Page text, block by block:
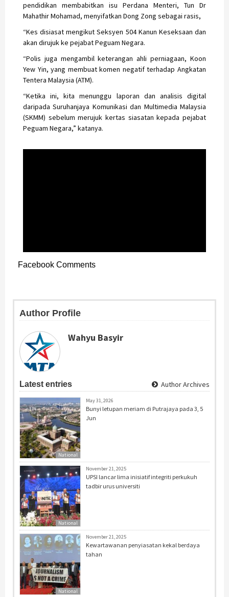
pendidikan membabitkan isu Perdana Menteri, Tun Dr
Mahathir Mohamad, menyifatkan Dong Zong sebagai rasis,
“Kes disiasat mengikut Seksyen 504 Kanun Keseksaan dan
akan dirujuk ke pejabat Peguam Negara.
“Polis juga mengambil keterangan ahli perniagaan, Koon
Yew Yin, yang membuat komen negatif terhadap Angkatan
Tentera Malaysia (ATM).
“Ketika ini, kita menunggu laporan dan analisis digital
daripada Suruhanjaya Komunikasi dan Multimedia Malaysia
(SKMM) sebelum merujuk kertas siasatan kepada pejabat
Peguam Negara,” katanya.
Facebook Comments
Author Profile
Wahyu Basyir
Latest entries Author Archives
National
May 31, 2026
Bunyi letupan meriam di Putrajaya pada 3, 5
Jun
National
November 21, 2025
UPSI lancar lima inisiatif integriti perkukuh
tadbir urus universiti
National
November 21, 2025
Kewartawanan penyiasatan kekal berdaya
tahan